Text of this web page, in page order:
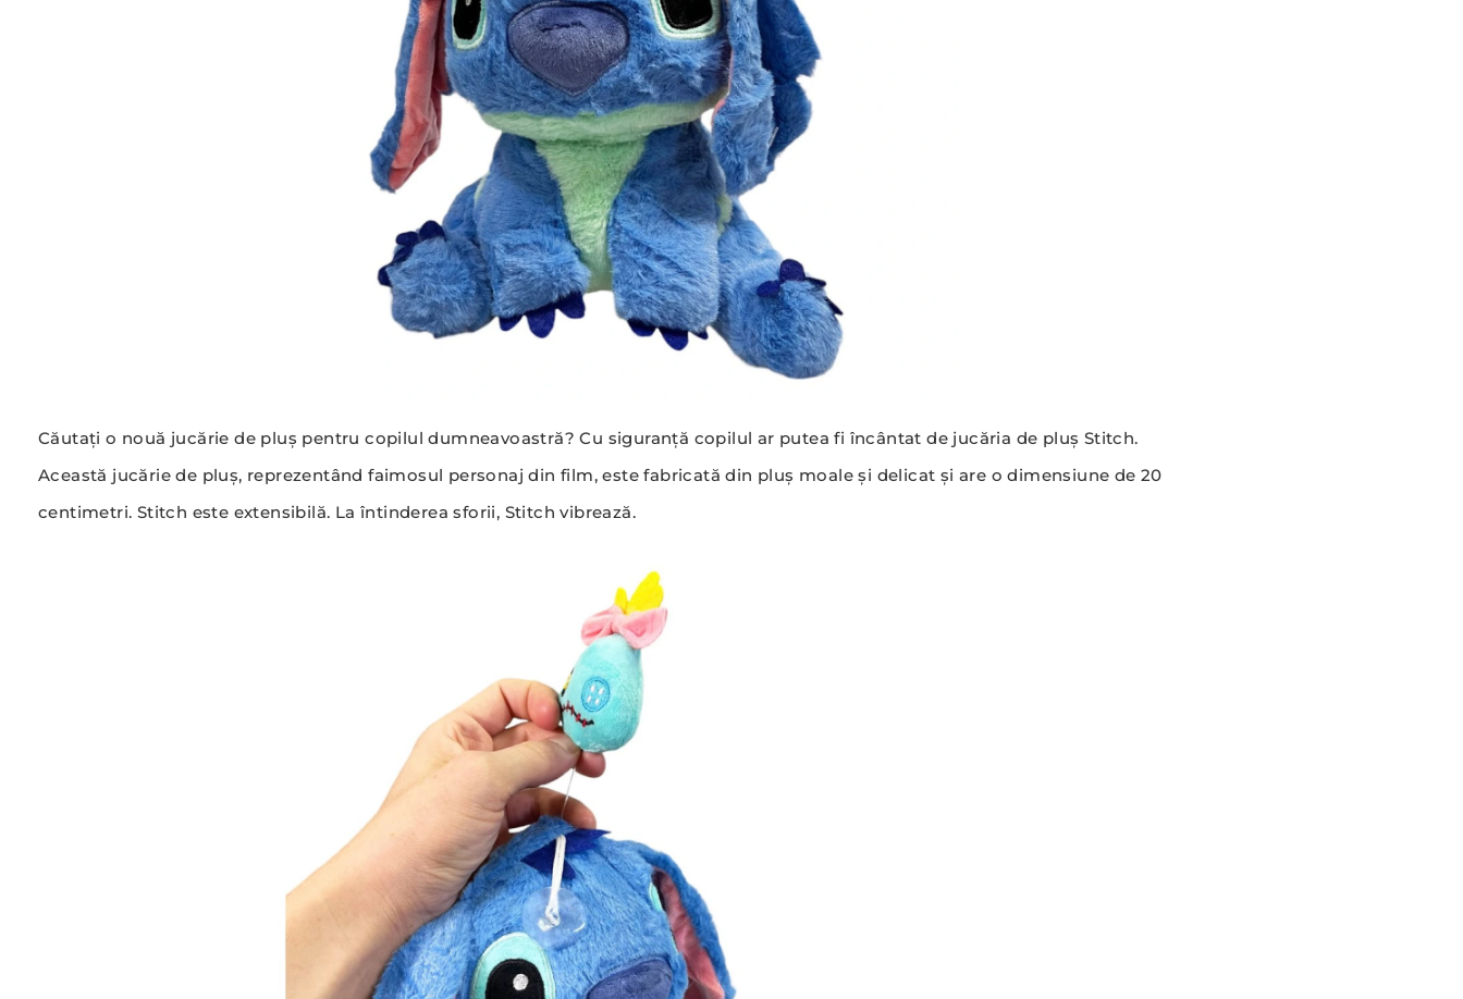
Căutați o nouă jucărie de pluș pentru copilul dumneavoastră? Cu siguranță copilul ar putea fi încântat de jucăria de pluș Stitch.
Această jucărie de pluș, reprezentând faimosul personaj din film, este fabricată din pluș moale și delicat și are o dimensiune de 20
centimetri. Stitch este extensibilă. La întinderea sforii, Stitch vibrează.